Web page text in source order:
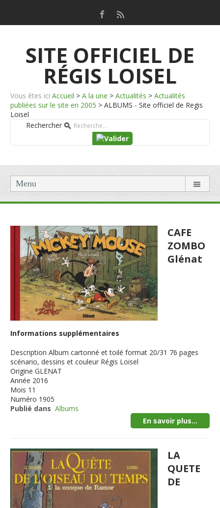
SITE OFFICIEL DE
RÉGIS LOISEL
Vous êtes ici Accueil > A la une > Actualités > Actualités
publiées sur le site en 2005 > ALBUMS - Site officiel de Regis
Loisel
Rechercher
Menu
CAFE
ZOMBO
Glénat
Informations supplémentaires
Description Album cartonné et toilé format 20/31 76 pages
scénario, dessins et couleur Régis Loisel
Origine GLENAT
Année 2016
Mois 11
Numéro 1905
Publié dans Albums
En savoir plus...
LA
QUETE
DE